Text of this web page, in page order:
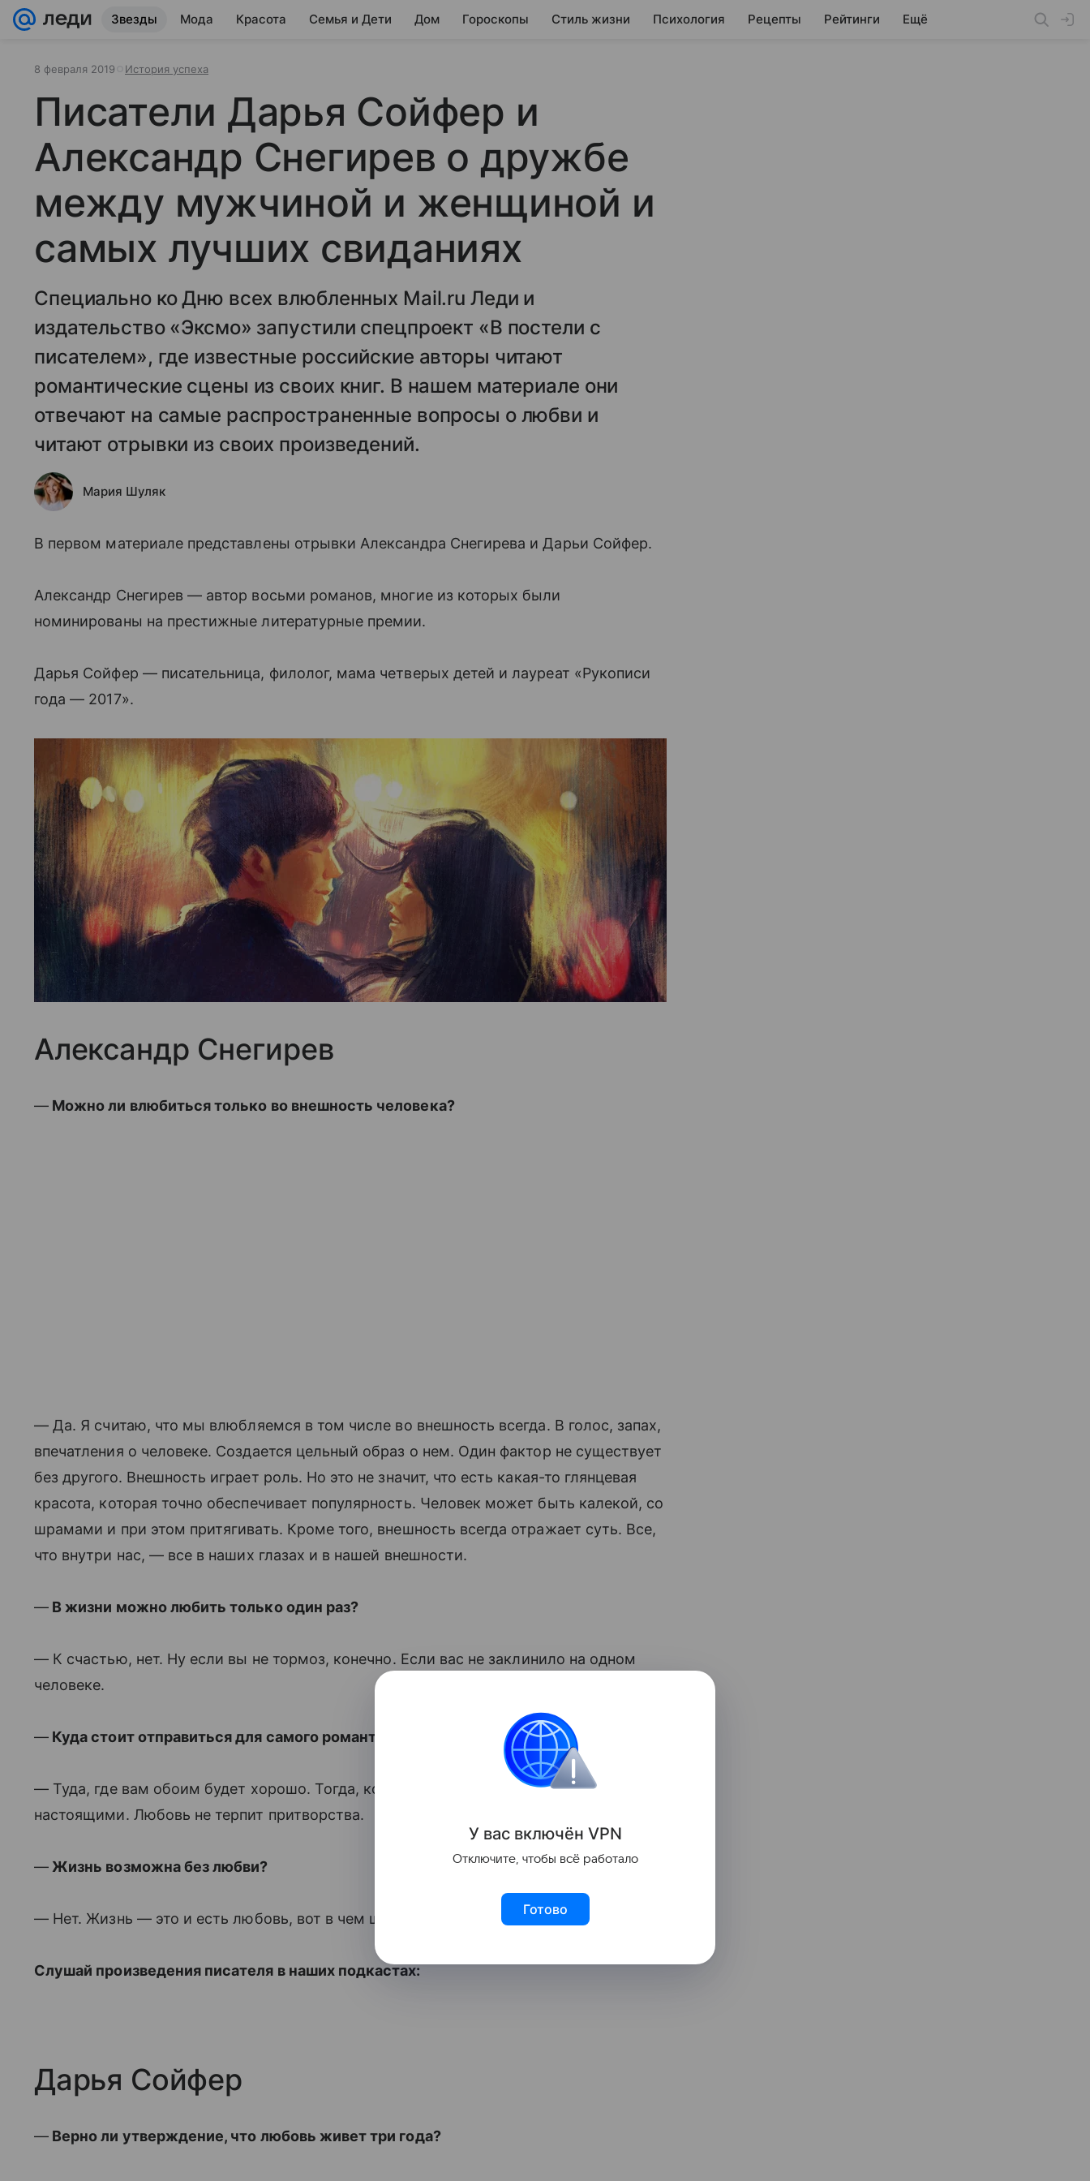
Звезды Мода Красота Семья и Дети Дом Гороскопы Стиль жизни Психология Рецепты Рейтинги Ещё
8 февраля 2019 История успеха
Писатели Дарья Сойфер и
Александр Снегирев о дружбе
между мужчиной и женщиной и
самых лучших свиданиях
Специально ко Дню всех влюбленных Mail.ru Леди и
издательство «Эксмо» запустили спецпроект «В постели с
писателем», где известные российские авторы читают
романтические сцены из своих книг. В нашем материале они
отвечают на самые распространенные вопросы о любви и
читают отрывки из своих произведений.
Мария Шуляк
В первом материале представлены отрывки Александра Снегирева и Дарьи Сойфер.
Александр Снегирев — автор восьми романов, многие из которых были
номинированы на престижные литературные премии.
Дарья Сойфер — писательница, филолог, мама четверых детей и лауреат «Рукописи
года — 2017».
Александр Снегирев
— Можно ли влюбиться только во внешность человека?
— Да. Я считаю, что мы влюбляемся в том числе во внешность всегда. В голос, запах,
впечатления о человеке. Создается цельный образ о нем. Один фактор не существует
без другого. Внешность играет роль. Но это не значит, что есть какая-то глянцевая
красота, которая точно обеспечивает популярность. Человек может быть калекой, со
шрамами и при этом притягивать. Кроме того, внешность всегда отражает суть. Все,
что внутри нас, — все в наших глазах и в нашей внешности.
— В жизни можно любить только один раз?
— К счастью, нет. Ну если вы не тормоз, конечно. Если вас не заклинило на одном
человеке.
— Куда стоит отправиться для самого романтичного свидания?
— Туда, где вам обоим будет хорошо. Тогда, когда вам хорошо, вы будете
настоящими. Любовь не терпит притворства.
— Жизнь возможна без любви?
— Нет. Жизнь — это и есть любовь, вот в чем штука.
Слушай произведения писателя в наших подкастах:
Дарья Сойфер
— Верно ли утверждение, что любовь живет три года?
У вас включён VPN
Отключите, чтобы всё работало
Готово